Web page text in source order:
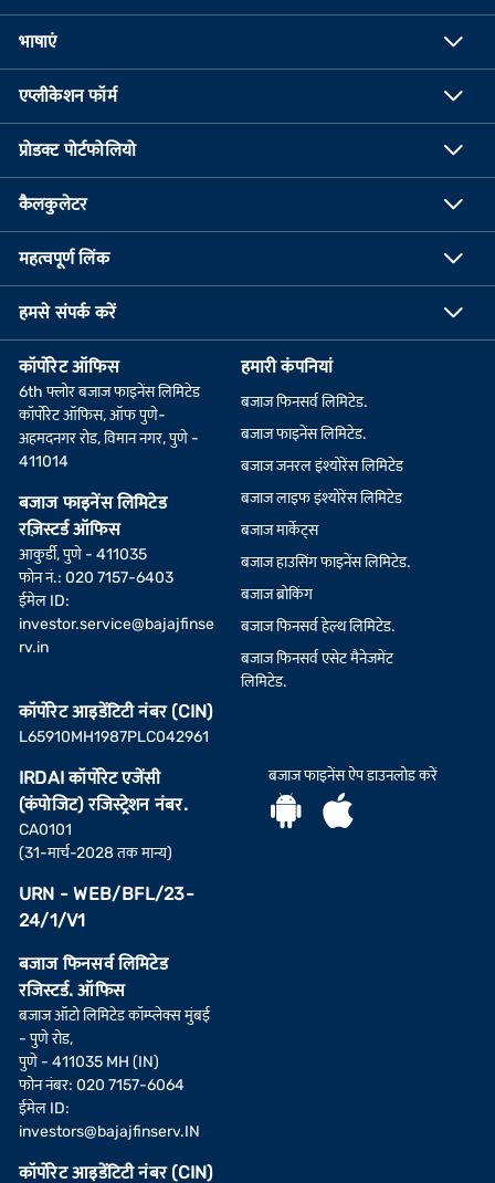
भाषाएं
एप्लीकेशन फॉर्म
प्रोडक्ट पोर्टफोलियो
कैलकुलेटर
महत्वपूर्ण लिंक
हमसे संपर्क करें
कॉर्पोरेट ऑफिस
6th फ्लोर बजाज फाइनेंस लिमिटेड
कॉर्पोरेट ऑफिस, ऑफ पुणे-
अहमदनगर रोड, विमान नगर, पुणे -
411014
बजाज फाइनेंस लिमिटेड
रज़िस्टर्ड ऑफिस
आकुर्डी, पुणे - 411035
फोन नं.: 020 7157-6403
ईमेल ID:
investor.service@bajajfinse
rv.in
कॉर्पोरेट आइडेंटिटी नंबर (CIN)
L65910MH1987PLC042961
IRDAI कॉर्पोरेट एजेंसी
(कंपोजिट) रजिस्ट्रेशन नंबर.
CA0101
(31-मार्च-2028 तक मान्य)
URN - WEB/BFL/23-
24/1/V1
बजाज फिनसर्व लिमिटेड
रजिस्टर्ड. ऑफिस
बजाज ऑटो लिमिटेड कॉम्प्लेक्स मुंबई
- पुणे रोड,
पुणे - 411035 MH (IN)
फोन नंबर: 020 7157-6064
ईमेल ID:
investors@bajajfinserv.IN
कॉर्पोरेट आइडेंटिटी नंबर (CIN)
हमारी कंपनियां
बजाज फिनसर्व लिमिटेड.
बजाज फाइनेंस लिमिटेड.
बजाज जनरल इंश्योरेंस लिमिटेड
बजाज लाइफ इंश्योरेंस लिमिटेड
बजाज मार्केट्स
बजाज हाउसिंग फाइनेंस लिमिटेड.
बजाज ब्रोकिंग
बजाज फिनसर्व हेल्थ लिमिटेड.
बजाज फिनसर्व एसेट मैनेजमेंट
लिमिटेड.
बजाज फाइनेंस ऐप डाउनलोड करें